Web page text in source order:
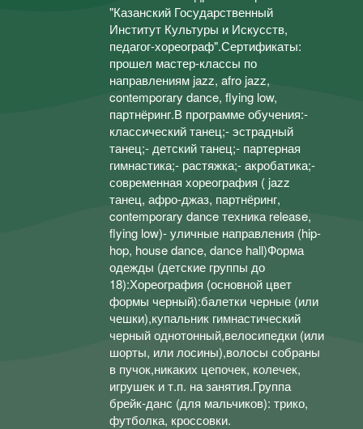
"Казанский Государственный
Институт Культуры и Искусств,
педагог-хореограф".Сертификаты:
прошел мастер-классы по
направлениям jazz, afro jazz,
contemporary dance, flying low,
партнёринг.В программе обучения:-
классический танец;- эстрадный
танец;- детский танец;- партерная
гимнастика;- растяжка;- акробатика;-
современная хореография ( jazz
танец, афро-джаз, партнёринг,
contemporary dance техника release,
flying low)- уличные направления (hip-
hop, house dance, dance hall)Форма
одежды (детские группы до
18):Хореография (основной цвет
формы черный):балетки черные (или
чешки),купальник гимнастический
черный однотонный,велосипедки (или
шорты, или лосины),волосы собраны
в пучок,никаких цепочек, колечек,
игрушек и т.п. на занятия.Группа
брейк-данс (для мальчиков): трико,
футболка, кроссовки.